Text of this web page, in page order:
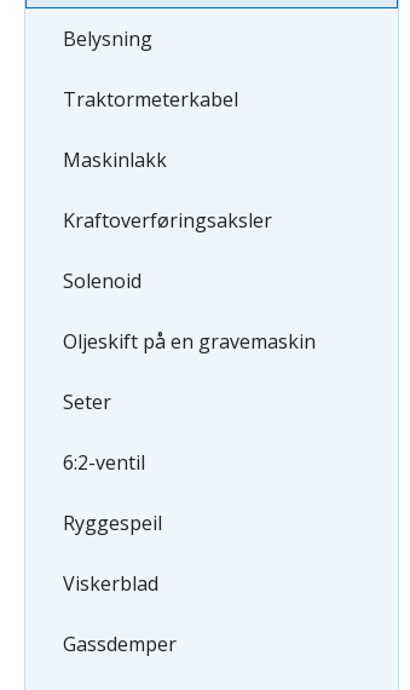
Belysning
Traktormeterkabel
Maskinlakk
Kraftoverføringsaksler
Solenoid
Oljeskift på en gravemaskin
Seter
6:2-ventil
Ryggespeil
Viskerblad
Gassdemper